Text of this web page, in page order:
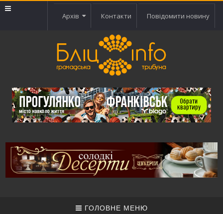
Архів Контакти Повідомити новину
ГОЛОВНЕ МЕНЮ